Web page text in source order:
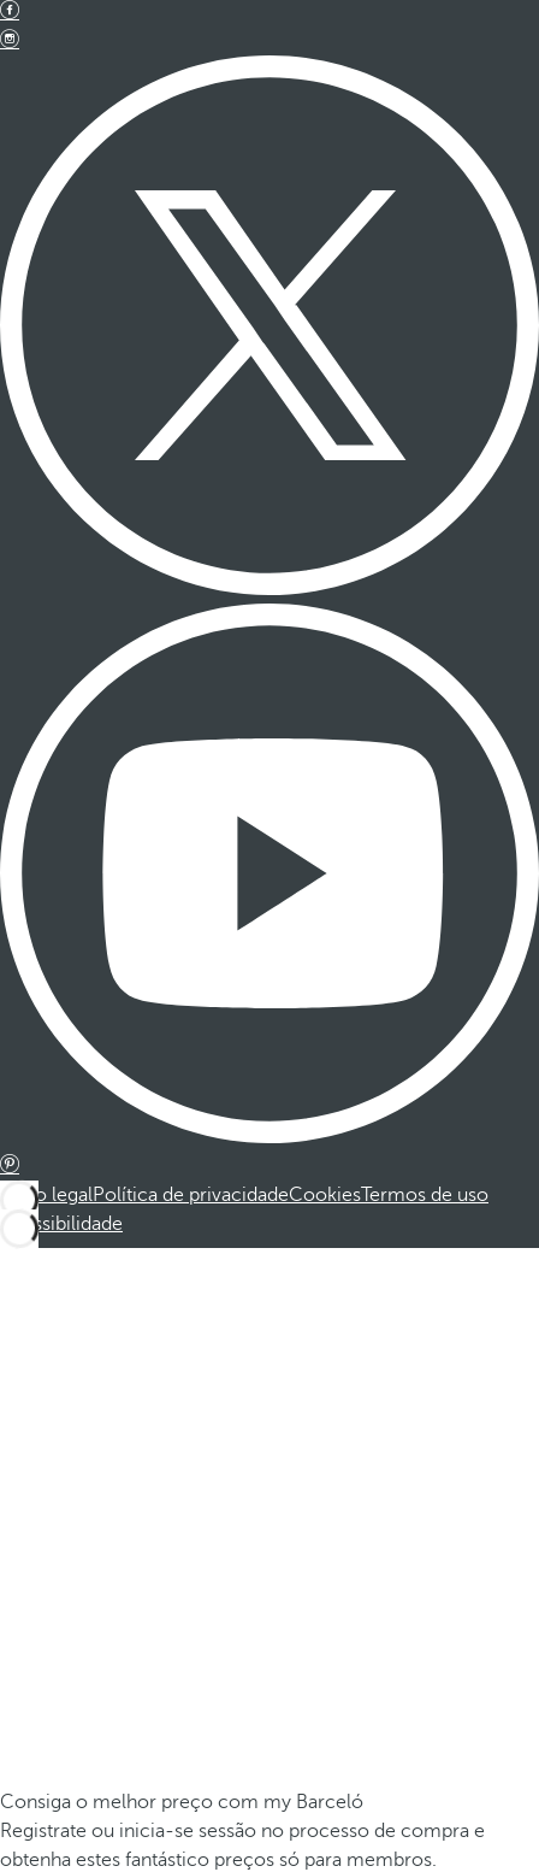
Aviso legalPolítica de privacidadeCookiesTermos de uso
Acessibilidade
Consiga o melhor preço com my Barceló
Registrate ou inicia-se sessão no processo de compra e
obtenha estes fantástico preços só para membros.